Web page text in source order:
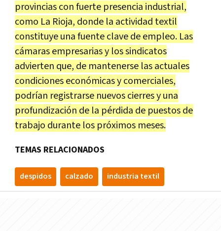
provincias con fuerte presencia industrial,
como La Rioja, donde la actividad textil
constituye una fuente clave de empleo. Las
cámaras empresarias y los sindicatos
advierten que, de mantenerse las actuales
condiciones económicas y comerciales,
podrían registrarse nuevos cierres y una
profundización de la pérdida de puestos de
trabajo durante los próximos meses.
TEMAS RELACIONADOS
despidos calzado industria textil